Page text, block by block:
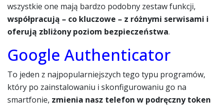
wszystkie one mają bardzo podobny zestaw funkcji,
współpracują – co kluczowe – z różnymi serwisami i
oferują zbliżony poziom bezpieczeństwa.
Google Authenticator
To jeden z najpopularniejszych tego typu programów,
który po zainstalowaniu i skonfigurowaniu go na
smartfonie, zmienia nasz telefon w podręczny token